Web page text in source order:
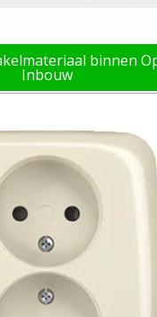
binnen
Inbouw